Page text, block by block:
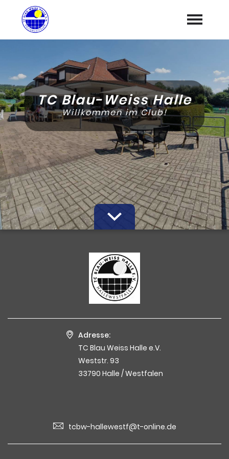
Home
Unser Verein expand_more
"Jetzt Mitglied werden"
Platzbuchung
Unsere Partner expand_more
Impressum und Datenschutz
TC Blau-Weiss Halle
Willkommen im Club!
Adresse:
TC Blau Weiss Halle e.V.
Weststr. 93
33790 Halle / Westfalen
tcbw-hallewestf@t-online.de